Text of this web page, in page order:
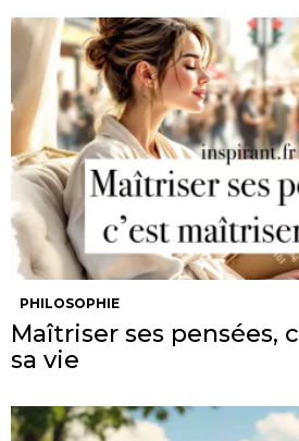
PHILOSOPHIE
Maîtriser ses pensées,
sa vie